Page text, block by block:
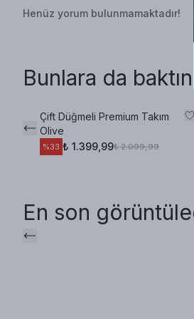
Henüz yorum bulunmamaktadır!
Bunlara da
Çift Düğmeli Premium Takım
Olive
%33 ₺ 1.399,99₺ 2.099,99
En son